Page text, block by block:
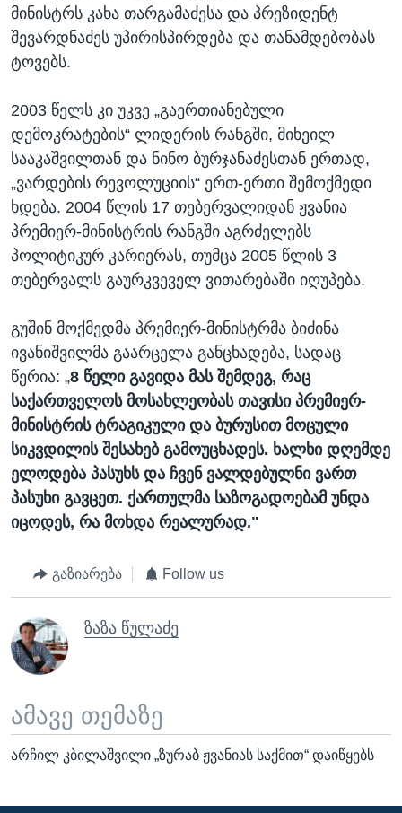
მინისტრს კახა თარგამაძესა და პრეზიდენტ
შევარდნაძეს უპირისპირდება და თანამდებობას
ტოვებს.
2003 წელს კი უკვე „გაერთიანებული
დემოკრატების“ ლიდერის რანგში, მიხეილ
სააკაშვილთან და ნინო ბურჯანაძესთან ერთად,
„ვარდების რევოლუციის“ ერთ-ერთი შემოქმედი
ხდება. 2004 წლის 17 თებერვალიდან ჟვანია
პრემიერ-მინისტრის რანგში აგრძელებს
პოლიტიკურ კარიერას, თუმცა 2005 წლის 3
თებერვალს გაურკვეველ ვითარებაში იღუპება.
გუშინ მოქმედმა პრემიერ-მინისტრმა ბიძინა
ივანიშვილმა გაარცელა განცხადება, სადაც
წერია: „8 წელი გავიდა მას შემდეგ, რაც
საქართველოს მოსახლეობას თავისი პრემიერ-
მინისტრის ტრაგიკული და ბურუსით მოცული
სიკვდილის შესახებ გამოუცხადეს. ხალხი დღემდე
ელოდება პასუხს და ჩვენ ვალდებულნი ვართ
პასუხი გავცეთ. ქართულმა საზოგადოებამ უნდა
იცოდეს, რა მოხდა რეალურად."
გაზიარება Follow us
ზაზა წულაძე
ამავე თემაზე
არჩილ კბილაშვილი „ზურაბ ჟვანიას საქმით“ დაიწყებს